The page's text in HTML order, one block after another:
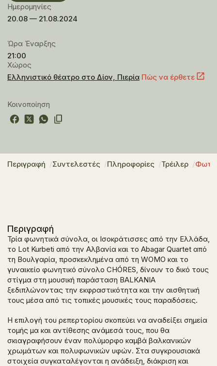
Ημερομηνίες
20.08 — 21.08.2024
Ώρα Έναρξης
21:00
Χώρος
Ελληνιστικό θέατρο στο Δίον, Πιερία Πώς να έρθετε
Κοινοποίηση
Περιγραφή Συντελεστές Πληροφορίες Τρέιλερ
Περιγραφή
Τρία φωνητικά σύνολα, οι Ισοκράτισσες από την Ελλάδα,
το Lot Kurbeti από την Αλβανία και το Abagar Quartet από
τη Βουλγαρία, προσκεκλημένα από τη WOMO και το
γυναικείο φωνητικό σύνολο CHÓRES, δίνουν το δικό τους
στίγμα στη μουσική παράσταση BALKANIA
ξεδιπλώνοντας την εκφραστικότητα και την αισθητική
τους μέσα από τις τοπικές μουσικές τους παραδόσεις.
Η επιλογή του ρεπερτορίου σκοπεύει να αναδείξει σημεία
τομής μα και αντίθεσης ανάμεσά τους, που θα
σκιαγραφήσουν έναν πολύμορφο καμβά βαλκανικών
χρωμάτων και πολυφωνικών υφών. Στα συγκρουσιακά
στοιχεία συγκαταλέγονται η ανάδειξη, διάκριση και